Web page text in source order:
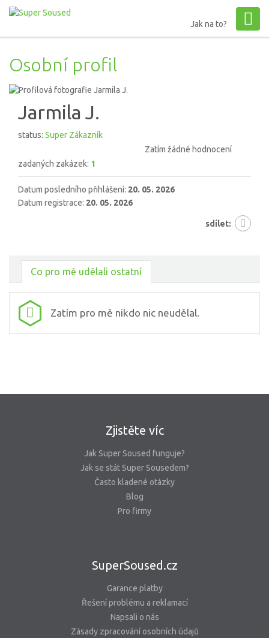
Jak na to?
Osobní profil
Jarmila J.
status: Super Zákazník
Zatím žádné hodnocení
zadaných zakázek: 1
Datum posledního přihlášení: 20. 05. 2026
Datum registrace: 20. 05. 2026
sdílet:
Co pro mě udělali ostatní
Zatím pro mě nikdo nic neudělal.
Zjistěte víc
Jak Super Soused funguje?
Jak se stát Super Sousedem?
Často kladené otázky
Blog
Pro firmy
SuperSoused.cz
Garance platby
Řešení problému a reklamací
Napsali o nás
Zásady zpracování osobních údajů